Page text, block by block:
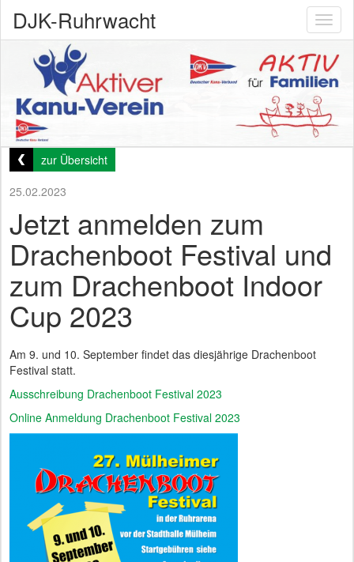
DJK-Ruhrwacht
zur Übersicht
25.02.2023
Jetzt anmelden zum
Drachenboot Festival und
zum Drachenboot Indoor
Cup 2023
Am 9. und 10. September findet das diesjährige Drachenboot
Festival statt.
Ausschreibung Drachenboot Festival 2023
Online Anmeldung Drachenboot Festival 2023